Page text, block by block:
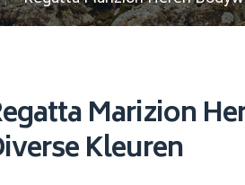
en parasols
Marizion
Kleuren